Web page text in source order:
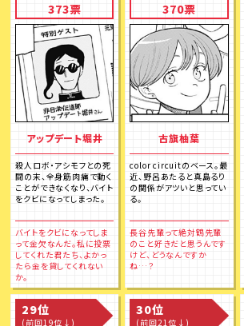
373票
アップデート堀井
殺人ロボ・アシモフとの死
闘の末、全身筋肉痛で動く
ことができなくなり、バイト
をクビになってしまった。
バイトをクビになってしま
って金欠なんだ。私に投票
してくれた君たち、よかっ
たら金を貸してくれない
か。
370票
古旗柚葉
color circuitのベース。最
近、野呂あたると真島るり
の関係がアツいと思ってい
る。
長谷先輩って絶対鶴先輩
のこと好きだと思うんです
けど、どうなんですか
ね…？
29位
(前回19位↓)
30位
(前回21位↓)